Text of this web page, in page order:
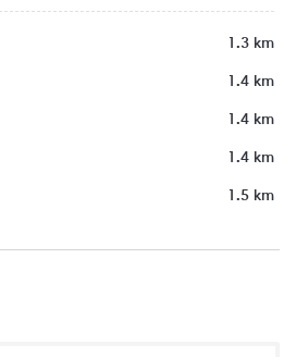
1.3 km
1.4 km
1.4 km
1.4 km
1.5 km